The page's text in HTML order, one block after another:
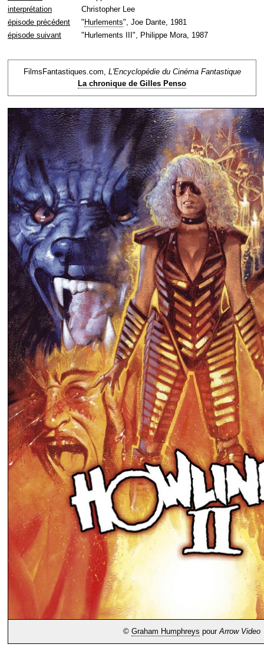
interprétation
Christopher Lee
épisode précédent
" Hurlements", Joe Dante, 1981
épisode suivant
"Hurlements III", Philippe Mora, 1987
FilmsFantastiques.com, L'Encyclopédie du Cinéma Fantastique
La chronique de Gilles Penso
© Graham Humphreys pourArrow Video